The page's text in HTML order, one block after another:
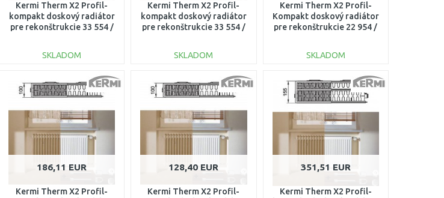
Kermi Therm X2 Profil-
kompakt doskový radiátor
pre rekonštrukcie 33 554 /
SKLADOM
DO KOŠÍKA
Kermi Therm X2 Profil-
kompakt doskový radiátor
pre rekonštrukcie 33 554 /
SKLADOM
DO KOŠÍKA
Kermi Therm X2 Profil-
Kompakt doskový radiátor
pre rekonštrukcie 22 954 /
SKLADOM
DO KOŠÍKA
Porovnať
186,11 EUR
Kermi Therm X2 Profil-
128,40 EUR
Kermi Therm X2 Profil-
351,51 EUR
Kermi Therm X2 Profil-